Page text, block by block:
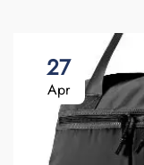
27
Apr